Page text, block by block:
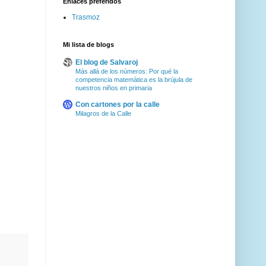
Trasmoz
Mi lista de blogs
El blog de Salvaroj
Más allá de los números: Por qué la
competencia matemática es la brújula de
nuestros niños en primaria
Con cartones por la calle
Milagros de la Calle